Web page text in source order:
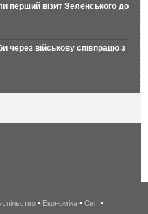
перший візит Зеленського до
через військову співпрацю з
беспроводной
• Економіка • Світ •